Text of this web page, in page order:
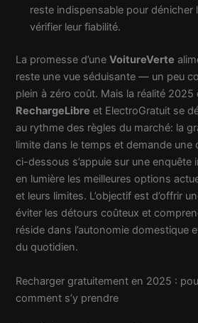
reste indispensable pour
vérifier leur fiabilité.
La promesse d’uneVoitureVerte
reste une vue séduisante — un peu
plein à zéro coût. Mais la réalité
RechargeLibre et ElectroGratuit se
au rythme des règles du marché: la
limite dans le temps et demande une
ci-dessous s’appuie sur une
en lumière les meilleures options
et leurs limites. L’objectif est d’offrir
éviter les détours coûteux et
réside dans l’autonomie domestique
du quotidien.
Recharger gratuitement en 2025 :
comment s’y prendre